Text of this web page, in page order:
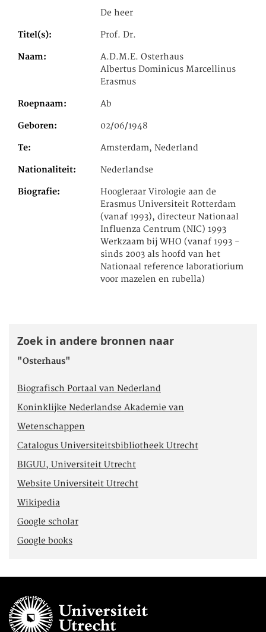
De heer
Titel(s) Prof. Dr.
Naam
A.D.M.E. Osterhaus
Albertus Dominicus Marcellinus
Erasmus
Roepnaam Ab
Geboren 02/06/1948
Te Amsterdam, Nederland
Nationaliteit Nederlandse
Biografie
Hoogleraar Virologie aan de
Erasmus Universiteit Rotterdam
(vanaf 1993), directeur Nationaal
Influenza Centrum (NIC) 1993
Werkzaam bij WHO (vanaf 1993 -
sinds 2003 als hoofd van het
Nationaal reference laboratiorium
voor mazelen en rubella)
Zoek in andere bronnen naar
"Osterhaus"
Biografisch Portaal van Nederland
Koninklijke Nederlandse Akademie van
Wetenschappen
Catalogus Universiteitsbibliotheek Utrecht
BIGUU, Universiteit Utrecht
Website Universiteit Utrecht
Wikipedia
Google scholar
Google books